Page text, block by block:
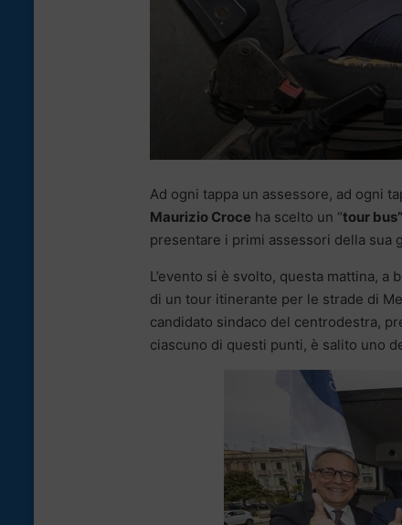
Ad ogni tappa un assessore, ad ogni
Maurizio Croce ha scelto un “tour bus”
presentare i primi assessori della sua
L’evento si è svolto, questa mattina, a
di un tour itinerante per le strade di
candidato sindaco del centrodestra,
ciascuno di questi punti, è salito uno